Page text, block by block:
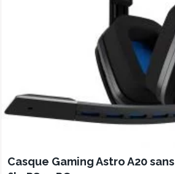
Casque Gaming Astro A20 sans